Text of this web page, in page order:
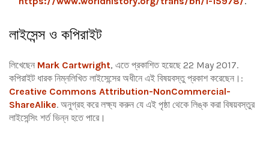
লাইসেন্স ও কপিরাইট
লিখেছেন Mark Cartwright, এতে প্রকাশিত হয়েছে 22 May 2017.
কপিরাইট ধারক নিম্নলিখিত লাইসেন্সের অধীনে এই বিষয়বস্তু প্রকাশ করেছেন।:
Creative Commons Attribution-NonCommercial-
ShareAlike. অনুগ্রহ করে লক্ষ্য করুন যে এই পৃষ্ঠা থেকে লিঙ্ক করা বিষয়বস্তুর
লাইসেন্সিং শর্ত ভিন্ন হতে পারে।